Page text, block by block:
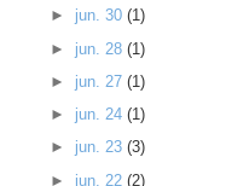
► jun. 30 (1)
► jun. 28 (1)
► jun. 27 (1)
► jun. 24 (1)
► jun. 23 (3)
► jun. 22 (2)